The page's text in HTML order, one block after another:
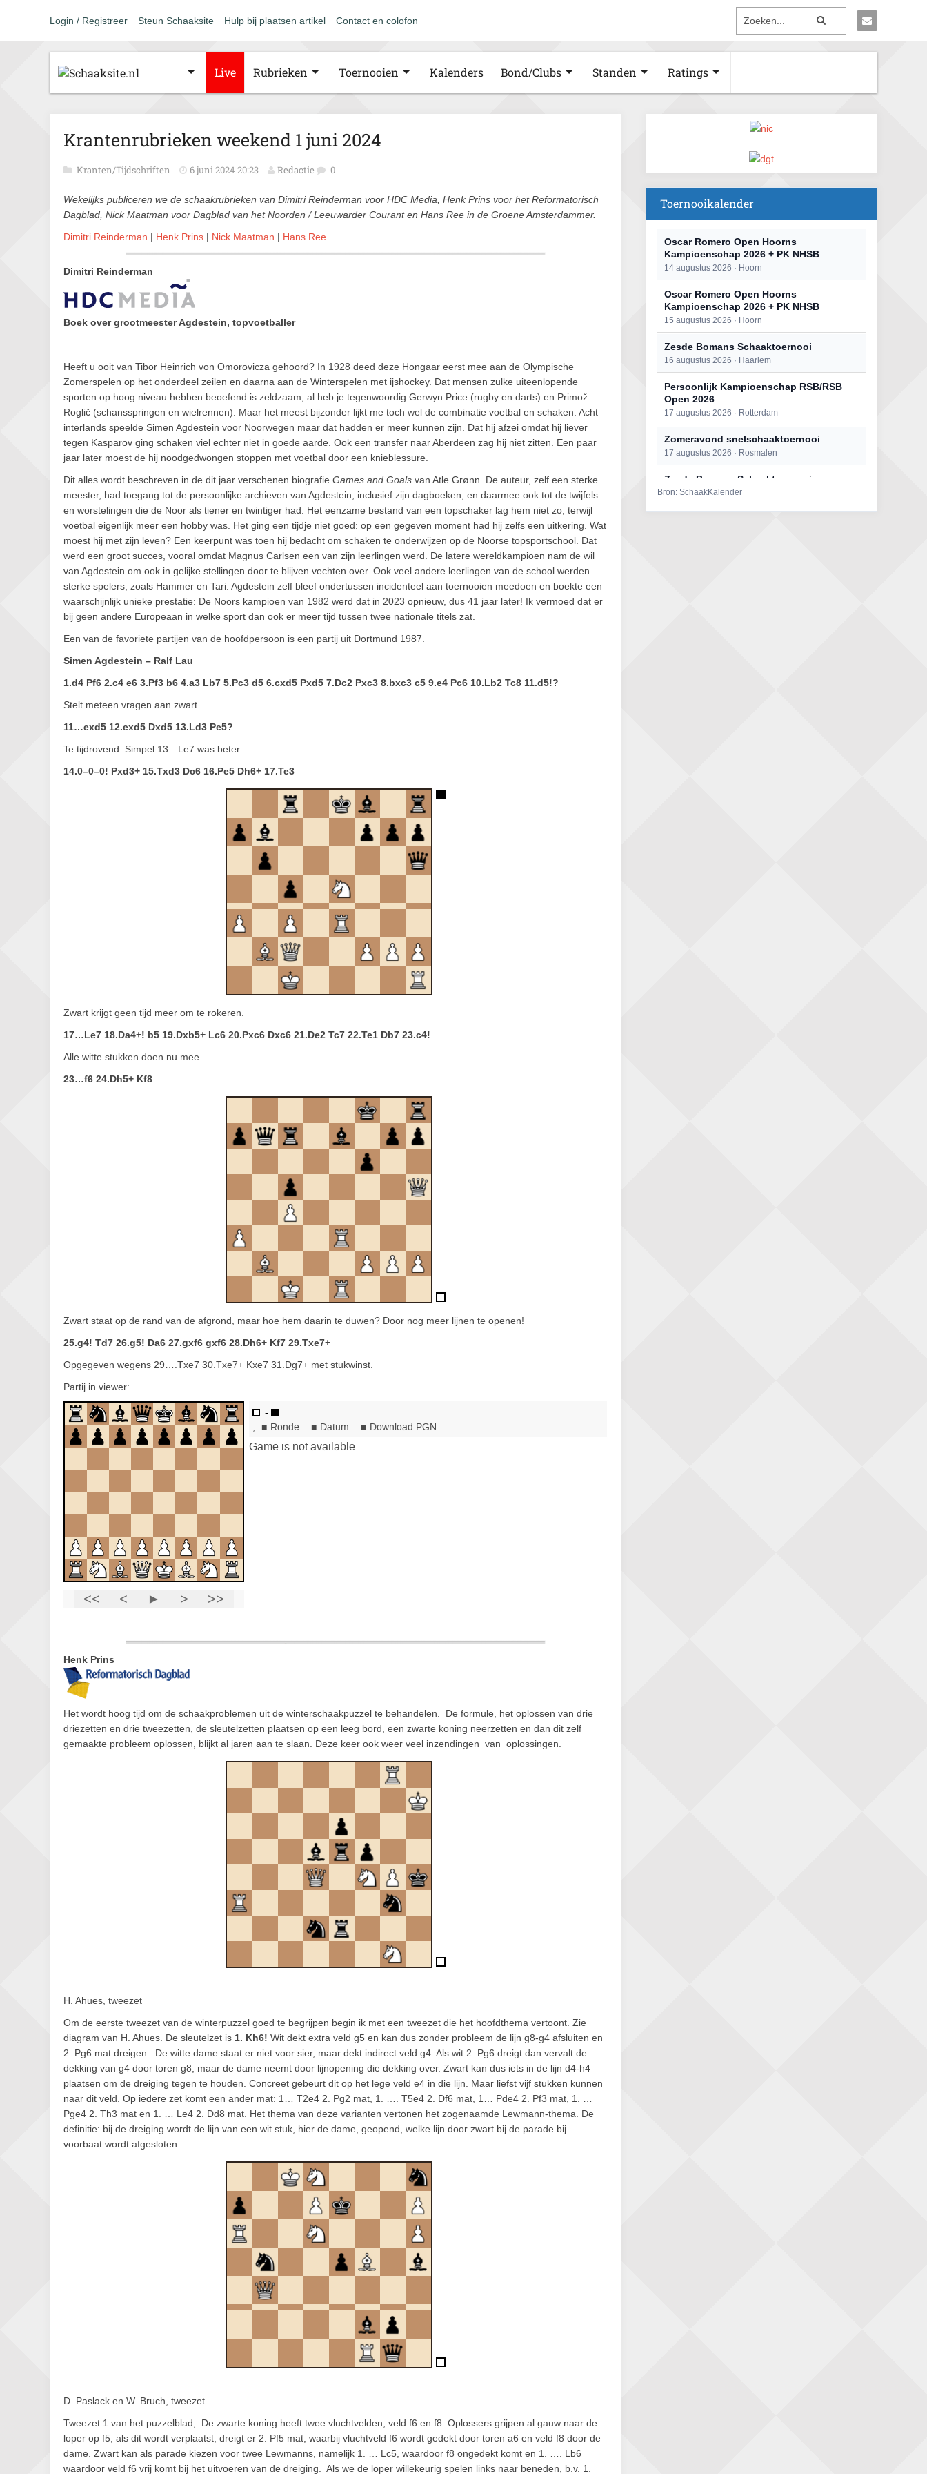
Login / Registreer Steun Schaaksite Hulp bij plaatsen artikel Contact en colofon
Live Rubrieken Toernooien Kalenders Bond/Clubs Standen Ratings
Krantenrubrieken weekend 1 juni 2024
Kranten/Tijdschriften 6 juni 2024 20:23 Redactie 0
Wekelijks publiceren we de schaakrubrieken van Dimitri Reinderman voor HDC Media, Henk Prins voor het Reformatorisch
Dagblad, Nick Maatman voor Dagblad van het Noorden / Leeuwarder Courant en Hans Ree in de Groene Amsterdammer.
Dimitri Reinderman | Henk Prins | Nick Maatman | Hans Ree
Dimitri Reinderman
Boek over grootmeester Agdestein, topvoetballer
Heeft u ooit van Tibor Heinrich von Omorovicza gehoord? In 1928 deed deze Hongaar eerst mee aan de Olympische
Zomerspelen op het onderdeel zeilen en daarna aan de Winterspelen met ijshockey. Dat mensen zulke uiteenlopende
sporten op hoog niveau hebben beoefend is zeldzaam, al heb je tegenwoordig Gerwyn Price (rugby en darts) en Primož
Roglič (schansspringen en wielrennen). Maar het meest bijzonder lijkt me toch wel de combinatie voetbal en schaken. Acht
interlands speelde Simen Agdestein voor Noorwegen maar dat hadden er meer kunnen zijn. Dat hij afzei omdat hij liever
tegen Kasparov ging schaken viel echter niet in goede aarde. Ook een transfer naar Aberdeen zag hij niet zitten. Een paar
jaar later moest de hij noodgedwongen stoppen met voetbal door een knieblessure.
Dit alles wordt beschreven in de dit jaar verschenen biografie Games and Goals van Atle Grønn. De auteur, zelf een sterke
meester, had toegang tot de persoonlijke archieven van Agdestein, inclusief zijn dagboeken, en daarmee ook tot de twijfels
en worstelingen die de Noor als tiener en twintiger had. Het eenzame bestand van een topschaker lag hem niet zo, terwijl
voetbal eigenlijk meer een hobby was. Het ging een tijdje niet goed: op een gegeven moment had hij zelfs een uitkering. Wat
moest hij met zijn leven? Een keerpunt was toen hij bedacht om schaken te onderwijzen op de Noorse topsportschool. Dat
werd een groot succes, vooral omdat Magnus Carlsen een van zijn leerlingen werd. De latere wereldkampioen nam de wil
van Agdestein om ook in gelijke stellingen door te blijven vechten over. Ook veel andere leerlingen van de school werden
sterke spelers, zoals Hammer en Tari. Agdestein zelf bleef ondertussen incidenteel aan toernooien meedoen en boekte een
waarschijnlijk unieke prestatie: De Noors kampioen van 1982 werd dat in 2023 opnieuw, dus 41 jaar later! Ik vermoed dat er
bij geen andere Europeaan in welke sport dan ook er meer tijd tussen twee nationale titels zat.
Een van de favoriete partijen van de hoofdpersoon is een partij uit Dortmund 1987.
Simen Agdestein – Ralf Lau
1.d4 Pf6 2.c4 e6 3.Pf3 b6 4.a3 Lb7 5.Pc3 d5 6.cxd5 Pxd5 7.Dc2 Pxc3 8.bxc3 c5 9.e4 Pc6 10.Lb2 Tc8 11.d5!?
Stelt meteen vragen aan zwart.
11…exd5 12.exd5 Dxd5 13.Ld3 Pe5?
Te tijdrovend. Simpel 13…Le7 was beter.
14.0–0–0! Pxd3+ 15.Txd3 Dc6 16.Pe5 Dh6+ 17.Te3
Zwart krijgt geen tijd meer om te rokeren.
17…Le7 18.Da4+! b5 19.Dxb5+ Lc6 20.Pxc6 Dxc6 21.De2 Tc7 22.Te1 Db7 23.c4!
Alle witte stukken doen nu mee.
23…f6 24.Dh5+ Kf8
Zwart staat op de rand van de afgrond, maar hoe hem daarin te duwen? Door nog meer lijnen te openen!
25.g4! Td7 26.g5! Da6 27.gxf6 gxf6 28.Dh6+ Kf7 29.Txe7+
Opgegeven wegens 29….Txe7 30.Txe7+ Kxe7 31.Dg7+ met stukwinst.
Partij in viewer:
Henk Prins
Het wordt hoog tijd om de schaakproblemen uit de winterschaakpuzzel te behandelen. De formule, het oplossen van drie
driezetten en drie tweezetten, de sleutelzetten plaatsen op een leeg bord, een zwarte koning neerzetten en dan dit zelf
gemaakte probleem oplossen, blijkt al jaren aan te slaan. Deze keer ook weer veel inzendingen van oplossingen.
H. Ahues, tweezet
Om de eerste tweezet van de winterpuzzel goed te begrijpen begin ik met een tweezet die het hoofdthema vertoont. Zie
diagram van H. Ahues. De sleutelzet is 1. Kh6! Wit dekt extra veld g5 en kan dus zonder probleem de lijn g8-g4 afsluiten en
2. Pg6 mat dreigen. De witte dame staat er niet voor sier, maar dekt indirect veld g4. Als wit 2. Pg6 dreigt dan vervalt de
dekking van g4 door toren g8, maar de dame neemt door lijnopening die dekking over. Zwart kan dus iets in de lijn d4-h4
plaatsen om de dreiging tegen te houden. Concreet gebeurt dit op het lege veld e4 in die lijn. Maar liefst vijf stukken kunnen
naar dit veld. Op iedere zet komt een ander mat: 1… T2e4 2. Pg2 mat, 1. …. T5e4 2. Df6 mat, 1… Pde4 2. Pf3 mat, 1. …
Pge4 2. Th3 mat en 1. … Le4 2. Dd8 mat. Het thema van deze varianten vertonen het zogenaamde Lewmann-thema. De
definitie: bij de dreiging wordt de lijn van een wit stuk, hier de dame, geopend, welke lijn door zwart bij de parade bij
voorbaat wordt afgesloten.
D. Paslack en W. Bruch, tweezet
Tweezet 1 van het puzzelblad, De zwarte koning heeft twee vluchtvelden, veld f6 en f8. Oplossers grijpen al gauw naar de
loper op f5, als dit wordt verplaatst, dreigt er 2. Pf5 mat, waarbij vluchtveld f6 wordt gedekt door toren a6 en veld f8 door de
dame. Zwart kan als parade kiezen voor twee Lewmanns, namelijk 1. … Lc5, waardoor f8 ongedekt komt en 1. …. Lb6
waardoor veld f6 vrij komt bij het uitvoeren van de dreiging. Als we de loper willekeurig spelen links naar beneden, b.v. 1.
Toernooikalender
Oscar Romero Open Hoorns
Kampioenschap 2026 + PK NHSB
14 augustus 2026 · Hoorn
Oscar Romero Open Hoorns
Kampioenschap 2026 + PK NHSB
15 augustus 2026 · Hoorn
Zesde Bomans Schaaktoernooi
16 augustus 2026 · Haarlem
Persoonlijk Kampioenschap RSB/RSB
Open 2026
17 augustus 2026 · Rotterdam
Zomeravond snelschaaktoernooi
17 augustus 2026 · Rosmalen
Zesde Bomans Schaaktoernooi
17 augustus 2026 · Haarlem
Bron: SchaakKalender